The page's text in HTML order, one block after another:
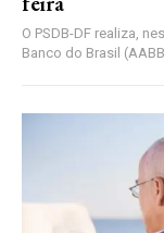
O PSDB-DF realiza,
Banco do Brasil